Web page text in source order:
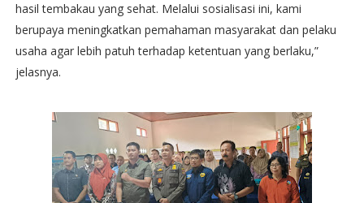
hasil tembakau yang sehat. Melalui sosialisasi ini, kami
berupaya meningkatkan pemahaman masyarakat dan pelaku
usaha agar lebih patuh terhadap ketentuan yang berlaku,”
jelasnya.